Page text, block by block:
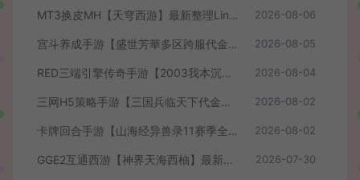
MT3换皮MH【天穹西游】最新整理Linux手工服务端+安卓苹果双端+GM后台+详细搭建教程+全套源码+视频教程 2026-08-06
宫斗养成手游【盛世芳華多区跨服代金券本地优化版】最新整理单机一键即玩端+Linux手工服务端+CDK授权后台+安卓+详细搭建教程 2026-08-05
RED三端引擎传奇手游【2003我本沉默】最新整理Win系服务端+安卓苹果PC三端+详细搭建教程 2026-08-04
三网H5策略手游【三国兵临天下代金券内购七合修复版】最新整理单机一键即玩镜像端+Linux手工服务端+管理后台+GM授权后台+简易安卓客户端+详细搭建教程+视频教程 2026-08-02
卡牌回合手游【山海经异兽录11赛季全人物代金券内购版】最新整理WIN系服务端+授权GM后台+管理后台+热更修改工具+安卓+详细搭建教程 2026-08-02
GGE2互通西游【神界天海西柚】最新整理Win系服务端+安卓苹果PC三端+内置GM工具+全套源码+详细搭建教程+视频教程 2026-07-30